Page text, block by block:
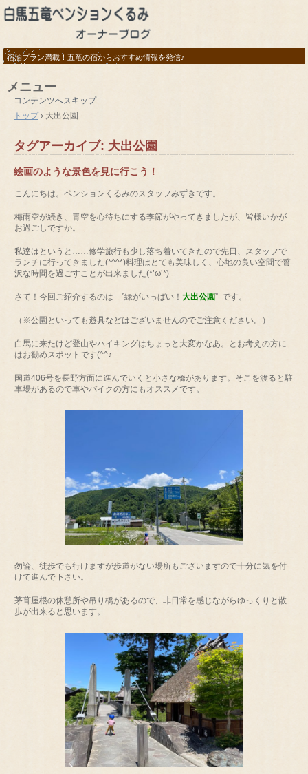
宿泊プラン満載！五竜の宿からおすすめ情報を発信♪
メニュー
コンテンツへスキップ
トップ › 大出公園
タグアーカイブ: 大出公園
絵画のような景色を見に行こう！
こんにちは。ペンションくるみのスタッフみずきです。
梅雨空が続き、青空を心待ちにする季節がやってきましたが、皆様いかが
お過ごしですか。
私達はというと……修学旅行も少し落ち着いてきたので先日、スタッフで
ランチに行ってきました(*^^*)料理はとても美味しく、心地の良い空間で贅
沢な時間を過ごすことが出来ました(*’ω’*)
さて！今回ご紹介するのは ”緑がいっぱい！大出公園” です。
（※公園といっても遊具などはございませんのでご注意ください。）
白馬に来たけど登山やハイキングはちょっと大変かなあ。とお考えの方に
はお勧めスポットです(^^♪
国道406号を長野方面に進んでいくと小さな橋があります。そこを渡ると駐
車場があるので車やバイクの方にもオススメです。
勿論、徒歩でも行けますが歩道がない場所もございますので十分に気を付
けて進んで下さい。
茅葺屋根の休憩所や吊り橋があるので、非日常を感じながらゆっくりと散
歩が出来ると思います。